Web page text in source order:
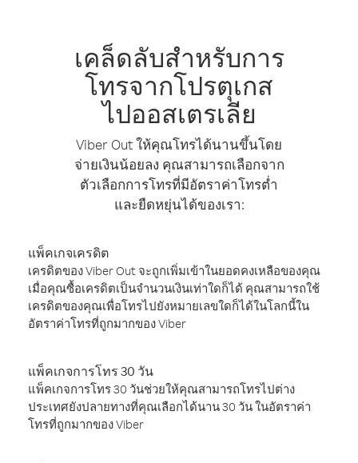
เคล็ดลับสำหรับการ
โทรจากโปรตุเกส
ไปออสเตรเลีย
Viber Out ให้คุณโทรได้นานขึ้นโดย
จ่ายเงินน้อยลง คุณสามารถเลือกจาก
ตัวเลือกการโทรที่มีอัตราค่าโทรต่ำ
และยืดหยุ่นได้ของเรา:
แพ็คเกจเครดิต
เครดิตของ Viber Out จะถูกเพิ่มเข้าในยอดคงเหลือของคุณ
เมื่อคุณซื้อเครดิตเป็นจำนวนเงินเท่าใดก็ได้ คุณสามารถใช้
เครดิตของคุณเพื่อโทรไปยังหมายเลขใดก็ได้ในโลกนี้ใน
อัตราค่าโทรที่ถูกมากของ Viber
แพ็คเกจการโทร 30 วัน
แพ็คเกจการโทร 30 วันช่วยให้คุณสามารถโทรไปต่าง
ประเทศยังปลายทางที่คุณเลือกได้นาน 30 วัน ในอัตราค่า
โทรที่ถูกมากของ Viber